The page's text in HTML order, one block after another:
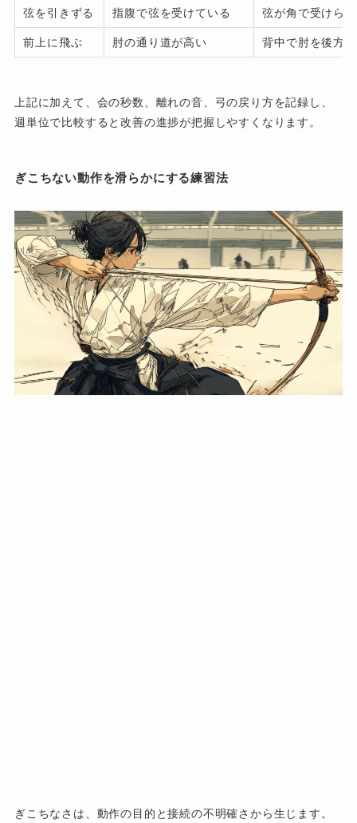
弦を引きずる 指腹で弦を受けている 弦が角で受けら
前上に飛ぶ 肘の通り道が高い 背中で肘を後方
上記に加えて、会の秒数、離れの音、弓の戻り方を記録し、
週単位で比較すると改善の進捗が把握しやすくなります。
ぎこちない動作を滑らかにする練習法
ぎこちなさは、動作の目的と接続の不明確さから生じます。